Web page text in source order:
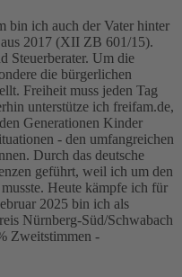
bin ich auch der Vater hinter
2017 (XII ZB 601/15).
Steuerberater. Um die
die bürgerlichen
Freiheit muss jeden Tag
unterstütze ich freifam.de,
Generationen Kinder
- den umfangreichen
Durch das deutsche
geführt, weil ich um den
Heute kämpfe ich für
2025 bin ich als
Nürnberg-Süd/Schwabach
Zweitstimmen -